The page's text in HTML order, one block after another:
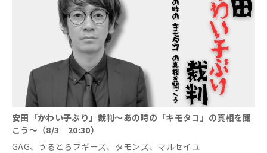
安田「かわい子ぶり」裁判～あの時の「キモタコ」の真相を聞
こう～（8/3 20:30）
GAG、うるとらブギーズ、タモンズ、マルセイユ